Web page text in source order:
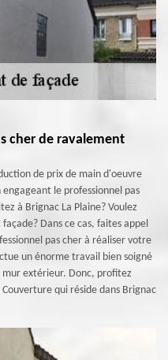
cher de ravalement
de prix de main d'oeuvre
le professionnel pas
à Brignac La Plaine? Voulez
Dans ce cas, faites appel
pas cher à réaliser votre
un énorme travail bien soigné
extérieur. Donc, profitez
qui réside dans Brignac